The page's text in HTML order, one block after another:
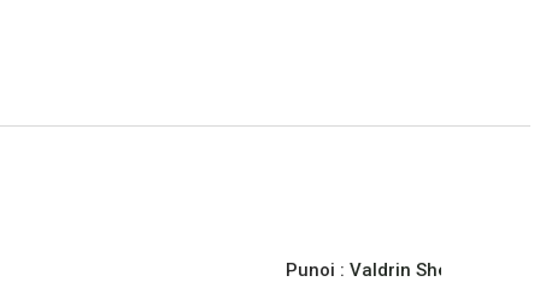
Punoi : Valdrin Sherifi